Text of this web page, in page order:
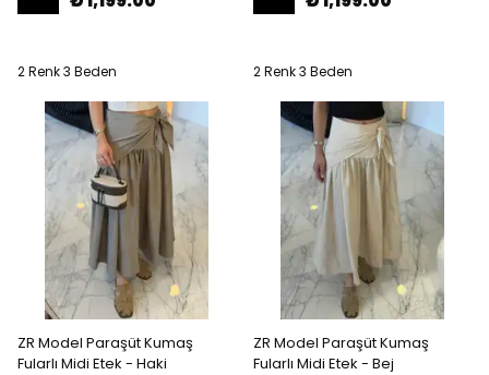
2 Renk 3 Beden 2 Renk 3 Beden
ZR Model Paraşüt Kumaş
Fularlı Midi Etek - Haki
ZR Model Paraşüt Kumaş
Fularlı Midi Etek - Bej